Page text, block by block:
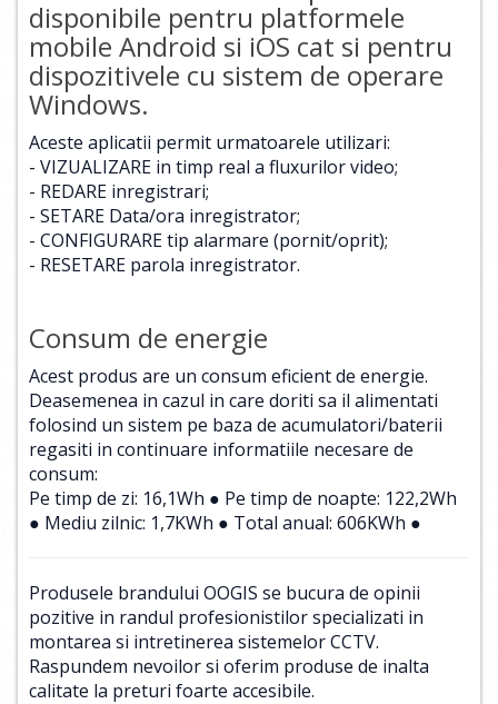
disponibile pentru platformele
mobile Android si iOS cat si pentru
dispozitivele cu sistem de operare
Windows.
Aceste aplicatii permit urmatoarele utilizari:
- VIZUALIZARE in timp real a fluxurilor video;
- REDARE inregistrari;
- SETARE Data/ora inregistrator;
- CONFIGURARE tip alarmare (pornit/oprit);
- RESETARE parola inregistrator.
Consum de energie
Acest produs are un consum eficient de energie.
Deasemenea in cazul in care doriti sa il alimentati
folosind un sistem pe baza de acumulatori/baterii
regasiti in continuare informatiile necesare de
consum:
Pe timp de zi: 16,1Wh ● Pe timp de noapte: 122,2Wh
● Mediu zilnic: 1,7KWh ● Total anual: 606KWh ●
Produsele brandului OOGIS se bucura de opinii
pozitive in randul profesionistilor specializati in
montarea si intretinerea sistemelor CCTV.
Raspundem nevoilor si oferim produse de inalta
calitate la preturi foarte accesibile.